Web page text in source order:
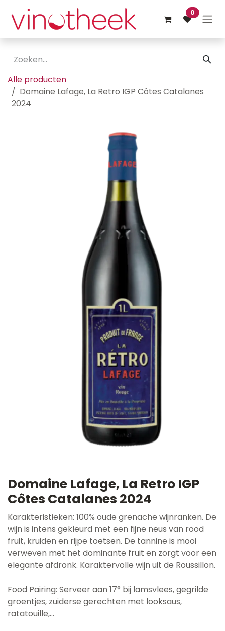
Overslaan naar inhoud
0
Alle producten
Domaine Lafage, La Retro IGP Côtes Catalanes
2024
Domaine Lafage, La Retro IGP
Côtes Catalanes 2024
Karakteristieken: 100% oude grenache wijnranken. De
wijn is intens gekleurd met een fijne neus van rood
fruit, kruiden en rijpe toetsen. De tannine is mooi
verweven met het dominante fruit en zorgt voor een
elegante afdronk. Karaktervolle wijn uit de Roussillon.
Food Pairing: Serveer aan 17° bij lamsvlees, gegrilde
groentjes, zuiderse gerechten met looksaus,
ratatouille,...